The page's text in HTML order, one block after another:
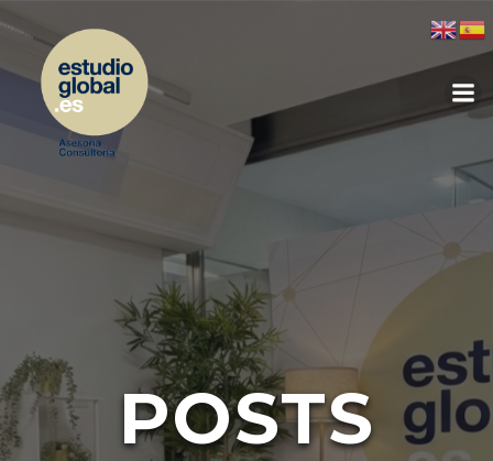
POSTS